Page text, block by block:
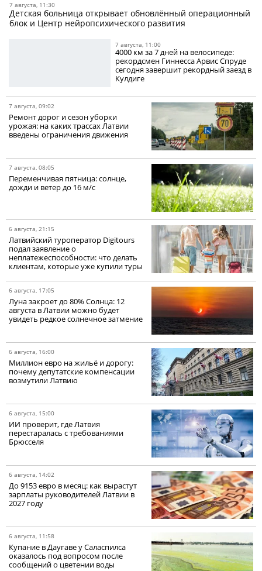
7 августа, 11:30
Детская больница открывает обновлённый операционный
блок и Центр нейропсихического развития
7 августа, 11:00
4000 км за 7 дней на велосипеде:
рекордсмен Гиннесса Арвис Спруде
сегодня завершит рекордный заезд в
Кулдиге
7 августа, 09:02
Ремонт дорог и сезон уборки
урожая: на каких трассах Латвии
введены ограничения движения
7 августа, 08:05
Переменчивая пятница: солнце,
дожди и ветер до 16 м/с
6 августа, 21:15
Латвийский туроператор Digitours
подал заявление о
неплатежеспособности: что делать
клиентам, которые уже купили туры
6 августа, 17:05
Луна закроет до 80% Солнца: 12
августа в Латвии можно будет
увидеть редкое солнечное затмение
6 августа, 16:00
Миллион евро на жильё и дорогу:
почему депутатские компенсации
возмутили Латвию
6 августа, 15:00
ИИ проверит, где Латвия
перестаралась с требованиями
Брюсселя
6 августа, 14:02
До 9153 евро в месяц: как вырастут
зарплаты руководителей Латвии в
2027 году
6 августа, 11:58
Купание в Даугаве у Саласпилса
оказалось под вопросом после
сообщений о цветении воды